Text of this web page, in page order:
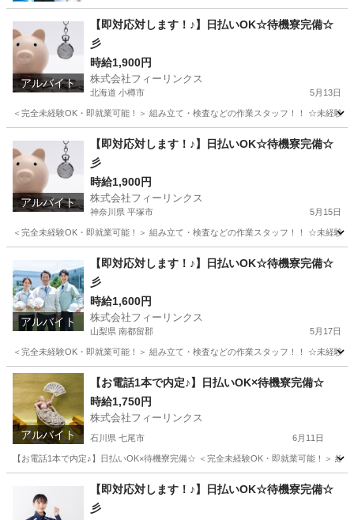
アルバイト
【即対応対します！♪】日払いOK☆待機寮完備☆
彡
時給1,900円
株式会社フィーリンクス
北海道 小樽市 5月13日
＜完全未経験OK・即就業可能！＞ 組み立て・検査などの作業スタッフ！！ ☆未経
軽作業 時給
アルバイト
【即対応対します！♪】日払いOK☆待機寮完備☆
彡
時給1,900円
株式会社フィーリンクス
神奈川県 平塚市 5月15日
＜完全未経験OK・即就業可能！＞ 組み立て・検査などの作業スタッフ！！ ☆未経
軽作業 時給
アルバイト
【即対応対します！♪】日払いOK☆待機寮完備☆
彡
時給1,600円
株式会社フィーリンクス
山梨県 南都留郡 5月17日
＜完全未経験OK・即就業可能！＞ 組み立て・検査などの作業スタッフ！！ ☆未経
山梨 南都留郡 工場 時給
アルバイト
【お電話1本で内定♪】日払いOK×待機寮完備☆
時給1,750円
株式会社フィーリンクス
石川県 七尾市 6月11日
【お電話1本で内定♪】日払いOK×待機寮完備☆ ＜完全未経験OK・即就業可能！＞
工場 時給
【即対応対します！♪】日払いOK☆待機寮完備☆
彡